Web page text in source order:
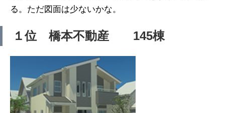
る。ただ図面は少ないかな。
１位 橋本不動産 145棟